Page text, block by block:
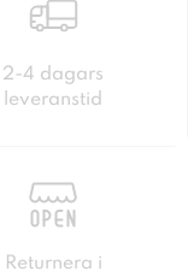
2-4 dagars
leveranstid
Returnera i